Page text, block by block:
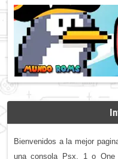
Bienvenidos a la mejor
una consola Psx, 1 o One